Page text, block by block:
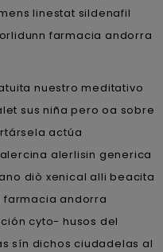
linestat sildenafil
farmacia andorra
nuestro meditativo
sus niña pero oa sobre
actúa
alerlisin generica
diò xenical alli beacita
farmacia andorra
cyto- husos del
sín dichos ciudadelas al